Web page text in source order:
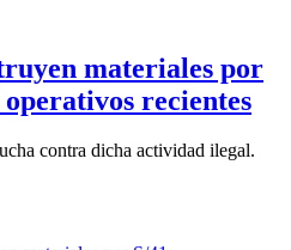
materiales por
recientes
contra dicha actividad ilegal.